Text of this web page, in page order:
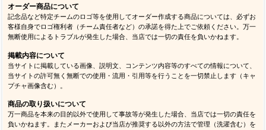
オーダー商品について
記念品など特定チームのロゴ等を使用してオーダー作成する商品については、必ずお
客様自身でロゴ権利者（チーム責任者など）の承諾を得た上でご依頼ください。万一
無断使用によるトラブルが発生した場合、当店では一切の責任を負いかねます。
掲載内容について
当サイトに掲載している画像、説明文、コンテンツ内容等のすべての情報について、
当サイトの許可無く無断での使用・流用・引用等を行うことを一切禁止します（キャ
プチャ画像含む）。
商品の取り扱いについて
万一商品を本来の目的以外で使用して事故等が発生した場合、当店では一切の責任を
負いかねます。またメーカーおよび当店が推奨する以外の方法で管理（洗濯含む）を